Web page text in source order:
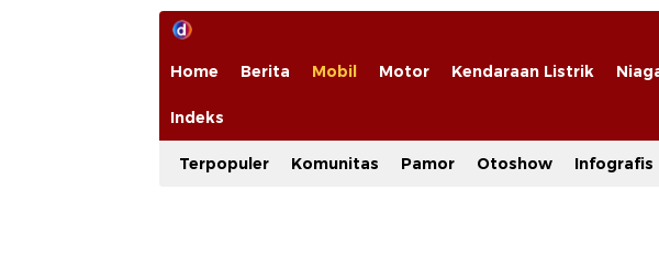
Home Berita Mobil Motor Kendaraan Listrik
Indeks
Terpopuler Komunitas Pamor Otoshow Infografis